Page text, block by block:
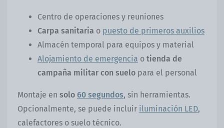
Centro de operaciones y reuniones
Carpa sanitaria o puesto de primeros auxilios
Almacén temporal para equipos y material
Alojamiento de emergencia o tienda de
campaña militar con suelo para el personal
Montaje en solo 60 segundos, sin herramientas.
Opcionalmente, se puede incluir iluminación LED,
calefactores o suelo técnico.